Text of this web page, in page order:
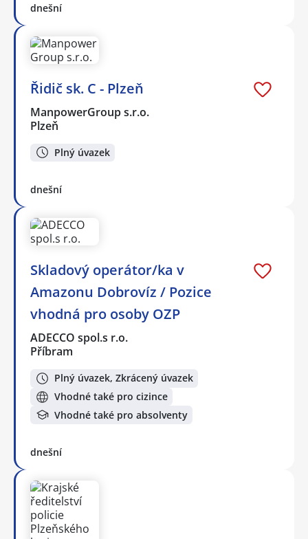
dnešní
Řidič sk. C - Plzeň
ManpowerGroup s.r.o.
Plzeň
Plný úvazek
dnešní
Skladový operátor/ka v
Amazonu Dobrovíz / Pozice
vhodná pro osoby OZP
ADECCO spol.s r.o.
Příbram
Plný úvazek, Zkrácený úvazek
Vhodné také pro cizince
Vhodné také pro absolventy
dnešní